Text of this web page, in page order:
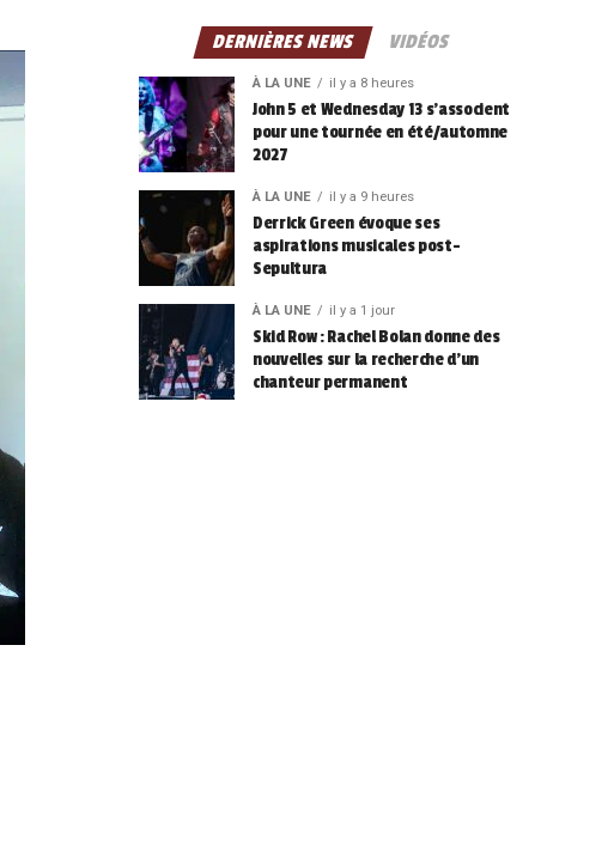
DERNIÈRES NEWS VIDÉOS
À LA UNE il y a 8 heures
John 5 et Wednesday 13 s’associent
pour une tournée en été/automne
2027
À LA UNE il y a 9 heures
Derrick Green évoque ses
aspirations musicales post-
Sepultura
À LA UNE il y a 1 jour
Skid Row : Rachel Bolan donne des
nouvelles sur la recherche d’un
chanteur permanent